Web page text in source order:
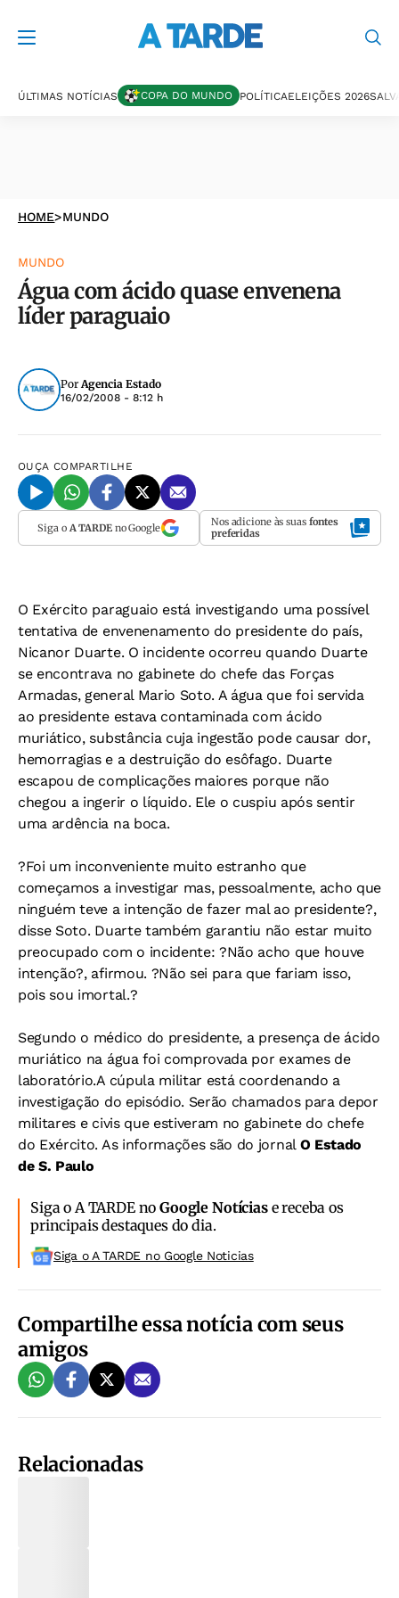
ÚLTIMAS NOTÍCIAS COPA DO MUNDO POLÍTICAELEIÇÕES 2026
HOME>MUNDO
MUNDO
Água com ácido quase envenena
líder paraguaio
PorAgencia Estado
16/02/2008 - 8:12 h
OUÇA COMPARTILHE
Siga o A TARDEno Google Nos adicione às suas fontes
preferidas
O Exército paraguaio está investigando uma possível
tentativa de envenenamento do presidente do país,
Nicanor Duarte. O incidente ocorreu quando Duarte
se encontrava no gabinete do chefe das Forças
Armadas, general Mario Soto. A água que foi servida
ao presidente estava contaminada com ácido
muriático, substância cuja ingestão pode causar dor,
hemorragias e a destruição do esôfago. Duarte
escapou de complicações maiores porque não
chegou a ingerir o líquido. Ele o cuspiu após sentir
uma ardência na boca.
?Foi um inconveniente muito estranho que
começamos a investigar mas, pessoalmente, acho que
ninguém teve a intenção de fazer mal ao presidente?,
disse Soto. Duarte também garantiu não estar muito
preocupado com o incidente: ?Não acho que houve
intenção?, afirmou. ?Não sei para que fariam isso,
pois sou imortal.?
Segundo o médico do presidente, a presença de ácido
muriático na água foi comprovada por exames de
laboratório.A cúpula militar está coordenando a
investigação do episódio. Serão chamados para depor
militares e civis que estiveram no gabinete do chefe
do Exército. As informações são do jornal O Estado
de S. Paulo
Siga o A TARDE noGoogle Notíciase receba os
principais destaques do dia.
Siga o A TARDE no Google Noticias
Compartilhe essa notícia com seus
amigos
Relacionadas